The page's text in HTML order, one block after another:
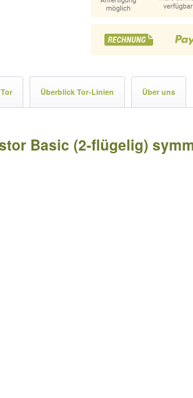
Überblick Tor-Linien Über uns
Basic (2-flügelig)